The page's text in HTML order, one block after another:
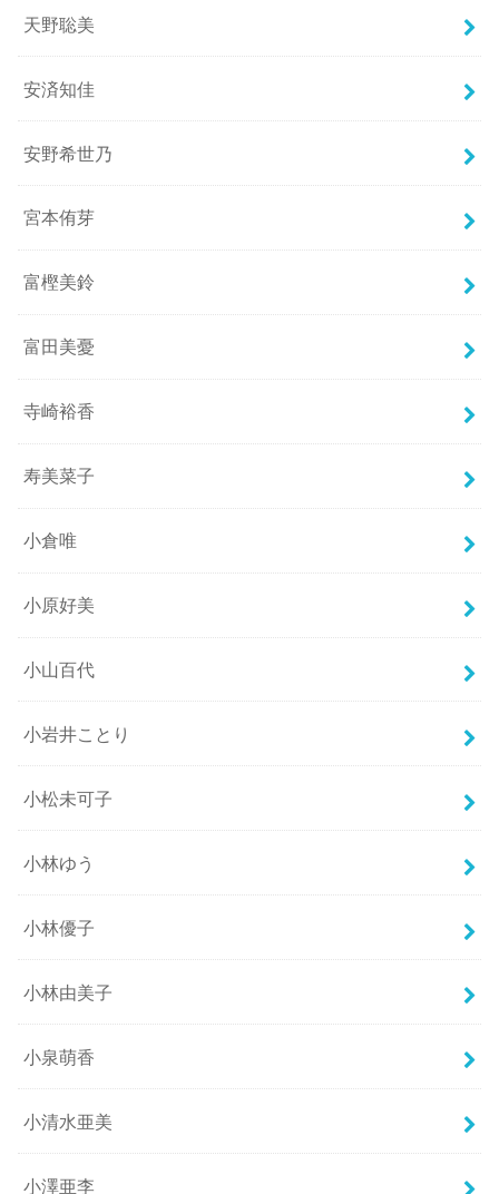
天野聡美
安済知佳
安野希世乃
宮本侑芽
富樫美鈴
富田美憂
寺崎裕香
寿美菜子
小倉唯
小原好美
小山百代
小岩井ことり
小松未可子
小林ゆう
小林優子
小林由美子
小泉萌香
小清水亜美
小澤亜李